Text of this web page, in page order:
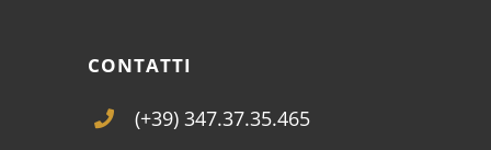
CONTATTI
(+39) 347.37.35.465